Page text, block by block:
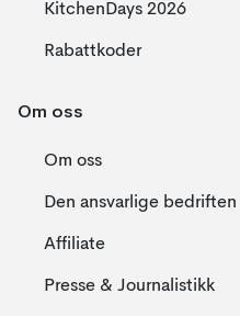
KitchenDays 2026
Rabattkoder
Om oss
Om oss
Den ansvarlige bedriften
Affiliate
Presse & Journalistikk